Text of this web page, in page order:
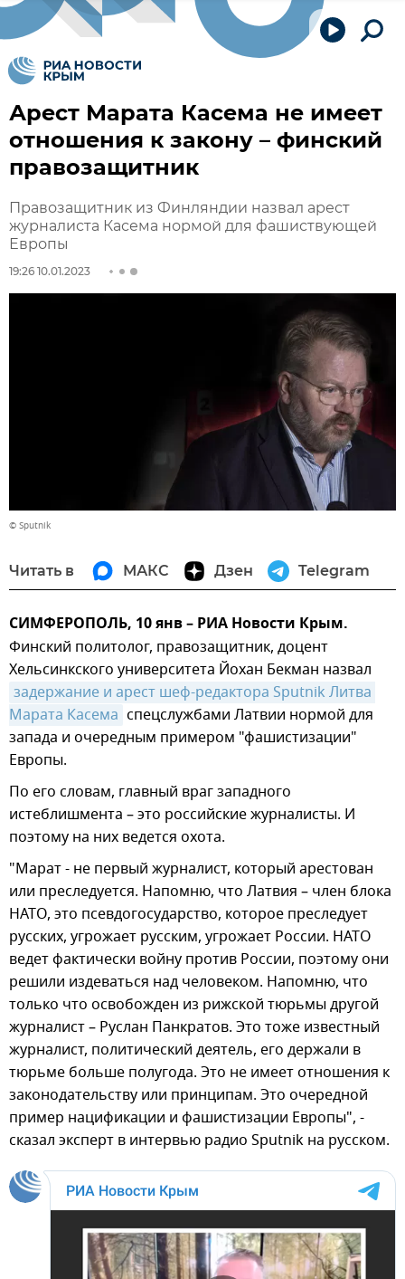
Арест Марата Касема не имеет
отношения к закону – финский
правозащитник
Правозащитник из Финляндии назвал арест
журналиста Касема нормой для фашиствующей
Европы
19:26 10.01.2023
© Sputnik
Читать в МАКС Дзен Telegram
СИМФЕРОПОЛЬ, 10 янв – РИА Новости Крым.
Финский политолог, правозащитник, доцент
Хельсинкского университета Йохан Бекман назвал
задержание и арест шеф-редактора Sputnik Литва
Марата Касема спецслужбами Латвии нормой для
запада и очередным примером "фашистизации"
Европы.
По его словам, главный враг западного
истеблишмента – это российские журналисты. И
поэтому на них ведется охота.
"Марат - не первый журналист, который арестован
или преследуется. Напомню, что Латвия – член блока
НАТО, это псевдогосударство, которое преследует
русских, угрожает русским, угрожает России. НАТО
ведет фактически войну против России, поэтому они
решили издеваться над человеком. Напомню, что
только что освобожден из рижской тюрьмы другой
журналист – Руслан Панкратов. Это тоже известный
журналист, политический деятель, его держали в
тюрьме больше полугода. Это не имеет отношения к
законодательству или принципам. Это очередной
пример нацификации и фашистизации Европы", -
сказал эксперт в интервью радио Sputnik на русском.